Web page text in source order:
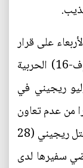
على قرار
بوقف تزويد مصر بقطع غيار لطائرات (إف-16) الحربية
ريجيني في
من عدم تعاون
السلطات المصرية في البحث عمن وراء مقتل ريجيني (28
سفيرها لدى